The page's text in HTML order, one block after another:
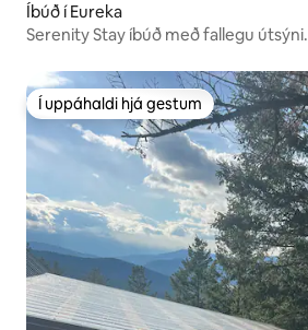
Íbúð í Eureka
Serenity Stay íbúð með fallegu útsýni.
Í uppáhaldi hjá gestum
Í uppáhaldi hjá gestum